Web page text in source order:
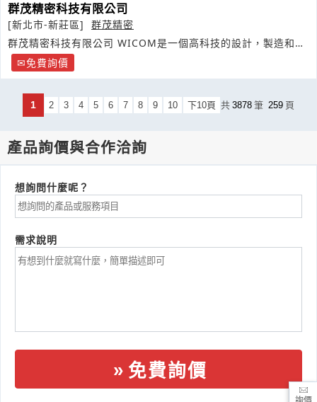
群茂精密科技有限公司
[新北市-新莊區]
群茂精密
群茂精密科技有限公司 WICOM是一個高科技的設計，製造和出
口公司免費詢價
1 2 3 4 5 6 7 8 9 10 下10頁 共 3878 筆 259 頁
產品詢價與合作洽詢
想詢問什麼呢？
需求說明
免費詢價